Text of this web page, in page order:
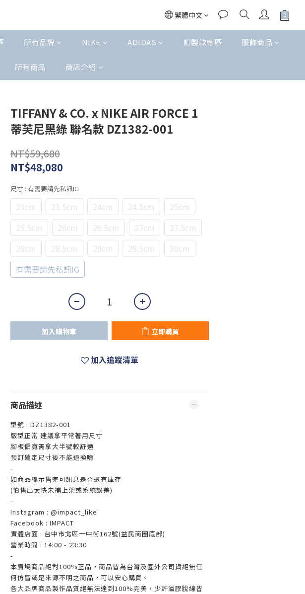
繁體中文
所有品牌 NIKE ADIDAS 訂製款專區 服飾商品
所有商品 商店介紹
TIFFANY & CO. x NIKE AIR FORCE 1
蒂芙尼黑綠 聯名款 DZ1382-001
NT$59,680
NT$48,080
尺寸 : 有需要請先私訊IG
23cm 23.5cm 24cm 24.5cm
25cm
25.5cm
26cm 26.5cm 27cm
27.5cm
28cm
28.5cm 29cm 29.5cm
30cm
有需要請先私訊IG
加入購物車 立即購買
加入追蹤清單
商品描述
型號 : DZ1382-001
版型正常 建議拿平常著用尺寸
腳板偏寬需拿大半號較舒適
預訂確定尺寸後不能退換唷
-
如商品標示售完可訊息是否還有庫存
(怕售出太快未補上架或系統誤差)
-
Instagram : @impact_like
Facebook : IMPACT
實體店面 : 台中市北區一中街162號(益民商圈底部)
營業時間 : 14:00 - 23:30
-
本賣場商品絕對100%正品，商品皆為台灣及國外公司貨絕無任
何仿冒或是來源不明之商品，可以安心購買。
各大品牌商品製作品質絕無法達到100%完美，少許溢膠脫線皆